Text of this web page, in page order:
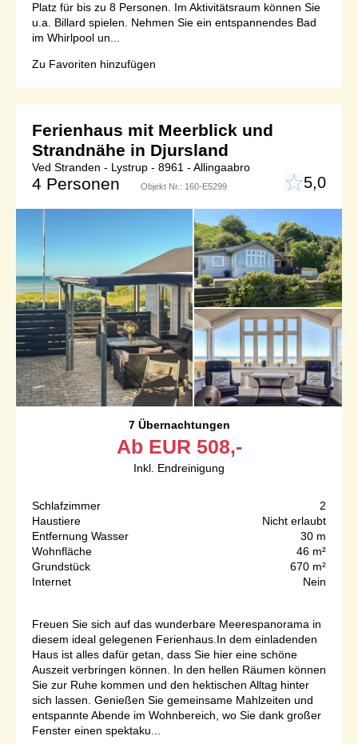
Platz für bis zu 8 Personen. Im Aktivitätsraum können Sie
u.a. Billard spielen. Nehmen Sie ein entspannendes Bad
im Whirlpool un...
Zu Favoriten hinzufügen
Ferienhaus mit Meerblick und
Strandnähe in Djursland
Ved Stranden - Lystrup - 8961 - Allingaabro
4 Personen Objekt Nr.: 160-E5299 5,0
7 Übernachtungen
Ab EUR 508,-
Inkl. Endreinigung
Schlafzimmer
2
Haustiere
Nicht erlaubt
Entfernung Wasser
30 m
Wohnfläche
46 m²
Grundstück
670 m²
Internet
Nein
Freuen Sie sich auf das wunderbare Meerespanorama in
diesem ideal gelegenen Ferienhaus.In dem einladenden
Haus ist alles dafür getan, dass Sie hier eine schöne
Auszeit verbringen können. In den hellen Räumen können
Sie zur Ruhe kommen und den hektischen Alltag hinter
sich lassen. Genießen Sie gemeinsame Mahlzeiten und
entspannte Abende im Wohnbereich, wo Sie dank großer
Fenster einen spektaku...